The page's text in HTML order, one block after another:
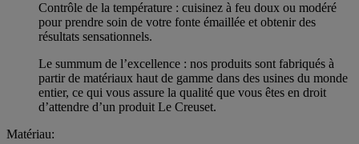
Contrôle de la température : cuisinez à feu doux ou modéré
pour prendre soin de votre fonte émaillée et obtenir des
résultats sensationnels.
Le summum de l’excellence : nos produits sont fabriqués à
partir de matériaux haut de gamme dans des usines du monde
entier, ce qui vous assure la qualité que vous êtes en droit
d’attendre d’un produit Le Creuset.
Matériau: